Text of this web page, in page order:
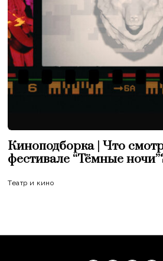
Киноподборка | Что
фестивале “Тёмные
Театр и кино